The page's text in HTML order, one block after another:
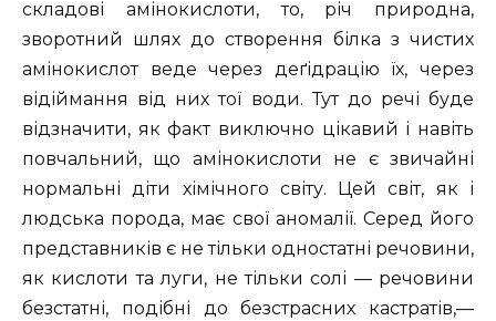
складові амінокислоти, то, річ природна,
зворотний шлях до створення білка з чистих
амінокислот веде через деґідрацію їх, через
відіймання від них тої води. Тут до речі буде
відзначити, як факт виключно цікавий і навіть
повчальний, що амінокислоти не є звичайні
нормальні діти хімічного світу. Цей світ, як і
людська порода, має свої аномалії. Серед його
представників є не тільки одностатні речовини,
як кислоти та луги, не тільки солі — речовини
безстатні, подібні до безстрасних кастратів,—